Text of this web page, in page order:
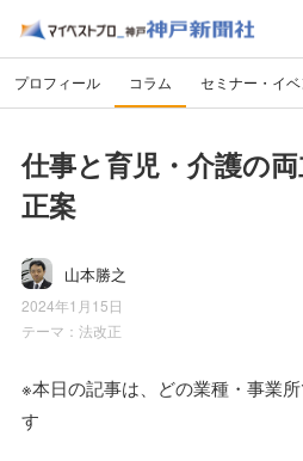
プロフィール コラム セミナー・イベ
仕事と育児・介護の
正案
山本勝之
2024年1月15日
テーマ： 法改正
※本日の記事は、どの業種・事業
す